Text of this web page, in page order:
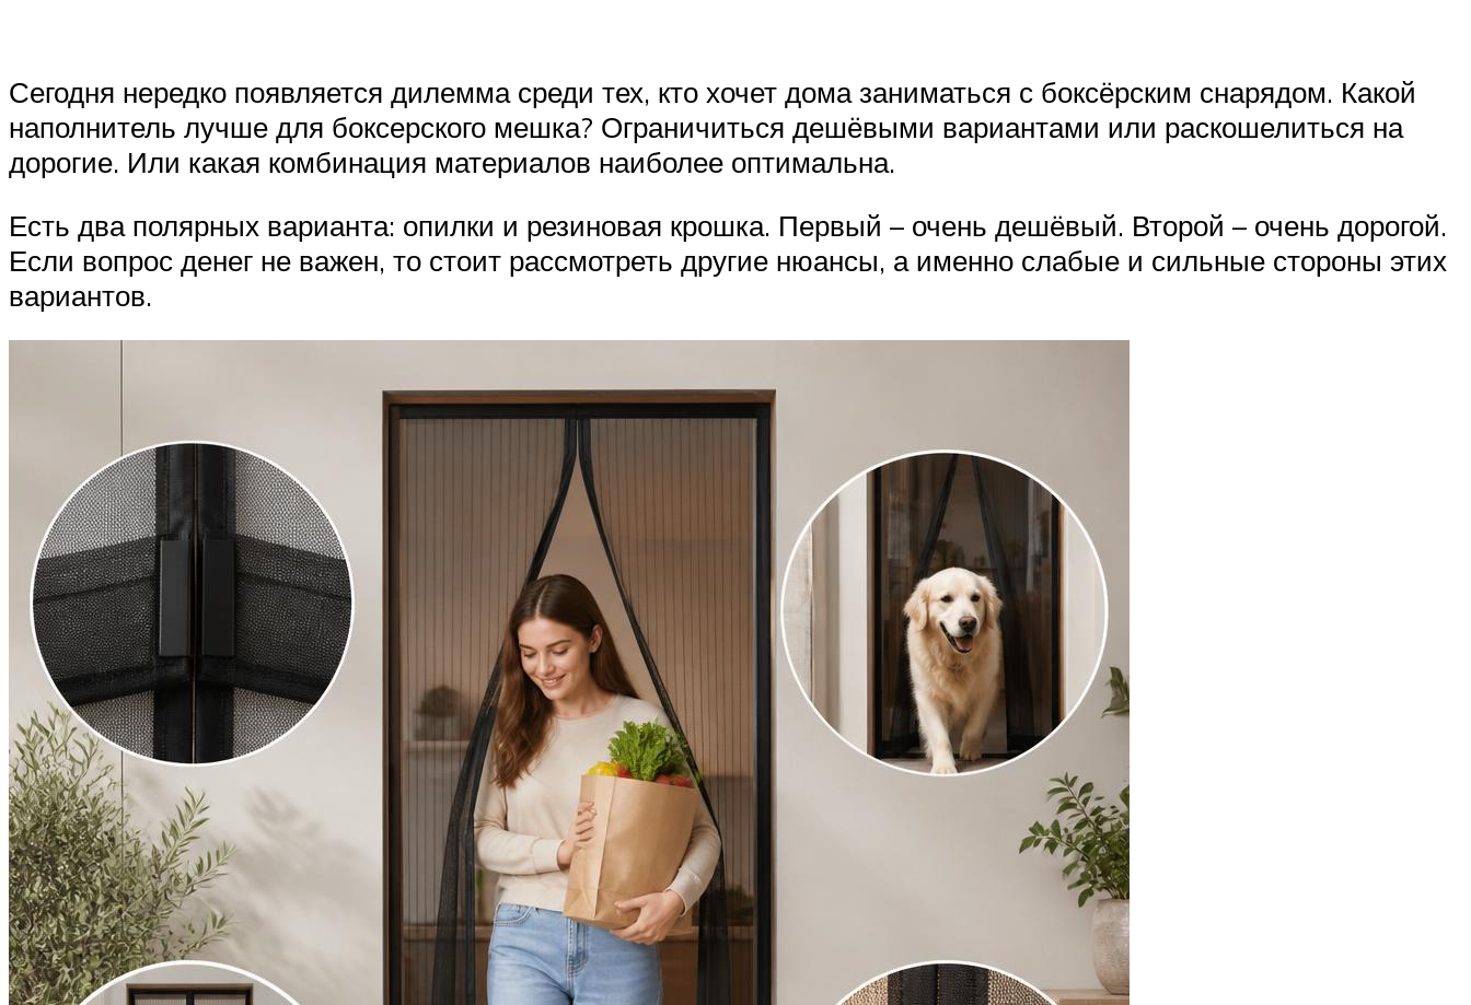
Сегодня нередко появляется дилемма среди тех, кто хочет дома заниматься с боксёрским снарядом. Какой
наполнитель лучше для боксерского мешка? Ограничиться дешёвыми вариантами или раскошелиться на
дорогие. Или какая комбинация материалов наиболее оптимальна.
Есть два полярных варианта: опилки и резиновая крошка. Первый – очень дешёвый. Второй – очень дорогой.
Если вопрос денег не важен, то стоит рассмотреть другие нюансы, а именно слабые и сильные стороны этих
вариантов.